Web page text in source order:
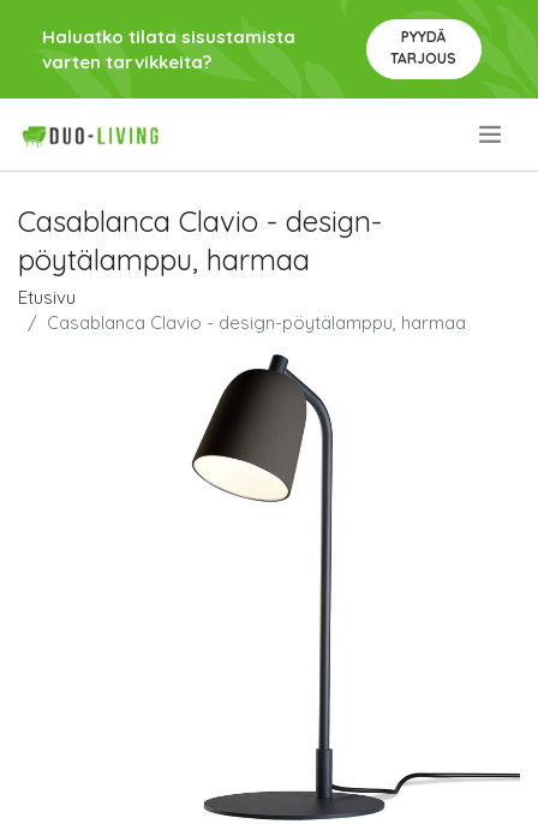
Haluatko tilata sisustamista
varten tarvikkeita?
PYYDÄ
TARJOUS
Casablanca Clavio - design-
pöytälamppu, harmaa
Etusivu
Casablanca Clavio - design-pöytälamppu, harmaa